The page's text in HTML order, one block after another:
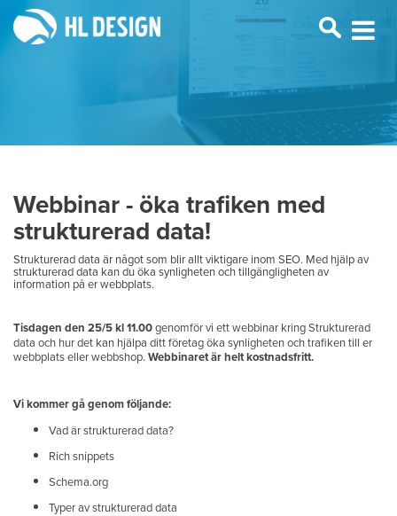
Webbinar - öka trafiken med
strukturerad data!
Strukturerad data är något som blir allt viktigare inom SEO. Med hjälp av
strukturerad data kan du öka synligheten och tillgängligheten av
information på er webbplats.
Tisdagen den 25/5 kl 11.00genomför vi ett webbinar kring Strukturerad
data och hur det kan hjälpa ditt företag öka synligheten och trafiken till er
webbplats eller webbshop. Webbinaret är helt kostnadsfritt.
Vi kommer gå genom följande:
Vad är strukturerad data?
Rich snippets
Schema.org
Typer av strukturerad data